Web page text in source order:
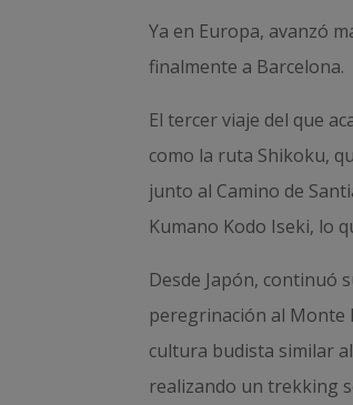
Ya en Europa, avanzó
finalmente a Barcelona.
El tercer viaje del que
como la ruta Shikoku,
junto al Camino de
Kumano Kodo Iseki, lo
Desde Japón, continuó
peregrinación al Monte
cultura budista similar
realizando un trekking